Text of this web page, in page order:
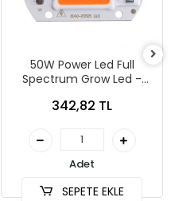
50W Power Led Full
Spectrum Grow Led -
342,82 TL
Adet
SEPETE EKLE